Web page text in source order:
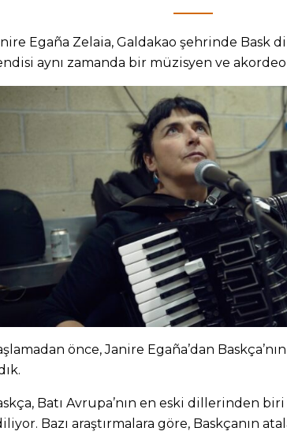
Egaña Zelaia, Galdakao şehrinde Bask
aynı zamanda bir müzisyen ve
önce, Janire Egaña’dan
Batı Avrupa’nın en eski dillerinden
Bazı araştırmalara göre, Baskçanın